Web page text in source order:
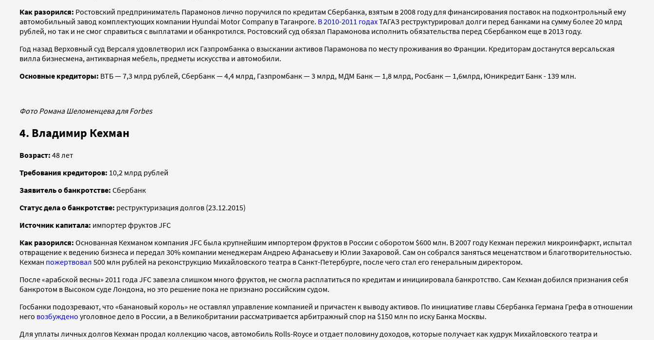
Как разорился: Ростовский предприниматель Парамонов лично поручился по кредитам Сбербанка, взятым в 2008 году для финансирования поставок на подконтрольный ему
автомобильный завод комплектующих компании Hyundai Motor Company в Таганроге. В 2010-2011 годахТАГАЗ реструктурировал долги перед банками на сумму более 20 млрд
рублей, но так и не смог справиться с выплатами и обанкротился. Ростовский суд обязал Парамонова исполнить обязательства перед Сбербанком еще в 2013 году.
Год назад Верховный суд Версаля удовлетворил иск Газпромбанка о взыскании активов Парамонова по месту проживания во Франции. Кредиторам достанутся версальская
вилла бизнесмена, антикварная мебель, предметы искусства и автомобили.
Основные кредиторы: ВТБ — 7,3 млрд рублей, Сбербанк — 4,4 млрд, Газпромбанк — 3 млрд, МДМ Банк — 1,8 млрд, Росбанк — 1,6млрд, Юникредит Банк - 139 млн.
Фото Романа Шеломенцева для Forbes
4. Владимир Кехман
Возраст: 48 лет
Требования кредиторов: 10,2 млрд рублей
Заявитель о банкротстве: Сбербанк
Статус дела о банкротстве: реструктуризация долгов (23.12.2015)
Источник капитала: импортер фруктов JFC
Как разорился: Основанная Кехманом компания JFC была крупнейшим импортером фруктов в России с оборотом $600 млн. В 2007 году Кехман пережил микроинфаркт, испытал
отвращение к ведению бизнеса и передал 30% компании менеджерам Андрею Афанасьеву и Юлии Захаровой. Сам он собрался заняться меценатством и благотворительностью.
Кехман пожертвовал 500 млн рублей на реконструкцию Михайловского театра в Санкт-Петербурге, после чего стал его генеральным директором.
После «арабской весны» 2011 года JFC завезла слишком много фруктов, не смогла расплатиться по кредитам и инициировала банкротство. Сам Кехман добился признания себя
банкротом в Высоком суде Лондона, но это решение пока не признано российским судом.
Госбанки подозревают, что «банановый король» не оставлял управление компанией и причастен к выводу активов. По инициативе главы Сбербанка Германа Грефа в отношении
него возбуждено уголовное дело в России, а в Великобритании рассматривается арбитражный спор на $150 млн по иску Банка Москвы.
Для уплаты личных долгов Кехман продал коллекцию часов, автомобиль Rolls-Royce и отдает половину доходов, которые получает как худрук Михайловского театра и